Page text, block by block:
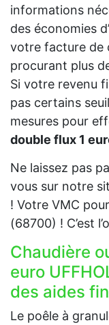
informations
des économies
votre facture de
procurant plus
Si votre revenu
pas certains
mesures pour
double flux 1
Ne laissez pas
vous sur notre
! Votre VMC
(68700) ! C’est
Chaudière
euro
des aides
Le poêle à